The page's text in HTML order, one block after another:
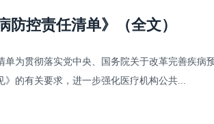
防控责任清单》（全文）
单为贯彻落实党中央、国务院关于改革完善疾
》的有关要求，进一步强化医疗机构公共...